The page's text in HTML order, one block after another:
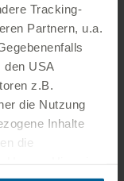
Tracking­
Partnern, u.a.
den USA
z.B.
die Nutzung
Inhalte
die